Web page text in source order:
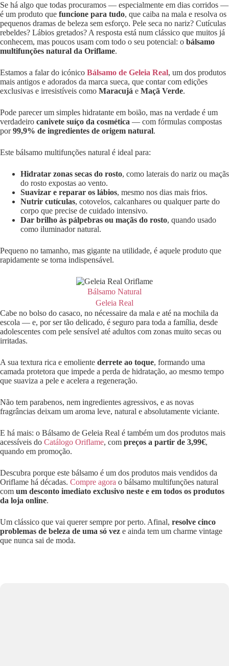
Se há algo que todas procuramos — especialmente em dias corridos —
é um produto que funcione para tudo, que caiba na mala e resolva os
pequenos dramas de beleza sem esforço. Pele seca no nariz? Cutículas
rebeldes? Lábios gretados? A resposta está num clássico que muitos já
conhecem, mas poucos usam com todo o seu potencial: o bálsamo
multifunções natural da Oriflame.
Estamos a falar do icónico Bálsamo de Geleia Real, um dos produtos
mais antigos e adorados da marca sueca, que contar com edições
exclusivas e irresistíveis como Maracujá e Maçã Verde.
Pode parecer um simples hidratante em boião, mas na verdade é um
verdadeiro canivete suíço da cosmética — com fórmulas compostas
por99,9% de ingredientes de origem natural.
Este bálsamo multifunções natural é ideal para:
Hidratar zonas secas do rosto, como laterais do nariz ou maçãs
do rosto expostas ao vento.
Suavizar e reparar os lábios, mesmo nos dias mais frios.
Nutrir cutículas, cotovelos, calcanhares ou qualquer parte do
corpo que precise de cuidado intensivo.
Dar brilho às pálpebras ou maçãs do rosto, quando usado
como iluminador natural.
Pequeno no tamanho, mas gigante na utilidade, é aquele produto que
rapidamente se torna indispensável.
Bálsamo Natural
Geleia Real
Cabe no bolso do casaco, no nécessaire da mala e até na mochila da
escola — e, por ser tão delicado, é seguro para toda a família, desde
adolescentes com pele sensível até adultos com zonas muito secas ou
irritadas.
A sua textura rica e emoliente derrete ao toque, formando uma
camada protetora que impede a perda de hidratação, ao mesmo tempo
que suaviza a pele e acelera a regeneração.
Não tem parabenos, nem ingredientes agressivos, e as novas
fragrâncias deixam um aroma leve, natural e absolutamente viciante.
E há mais: o Bálsamo de Geleia Real é também um dos produtos mais
acessíveis do Catálogo Oriflame, com preços a partir de 3,99€,
quando em promoção.
Descubra porque este bálsamo é um dos produtos mais vendidos da
Oriflame há décadas. Compre agora o bálsamo multifunções natural
com um desconto imediato exclusivo neste e em todos os produtos
da loja online.
Um clássico que vai querer sempre por perto. Afinal, resolve cinco
problemas de beleza de uma só vez e ainda tem um charme vintage
que nunca sai de moda.